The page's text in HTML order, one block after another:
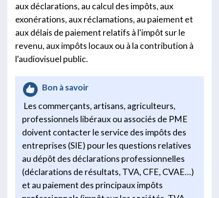
aux déclarations, au calcul des impôts, aux
exonérations, aux réclamations, au paiement et
aux délais de paiement relatifs à l'impôt sur le
revenu, aux impôts locaux ou à la contribution à
l'audiovisuel public.
Bon à savoir
Les commerçants, artisans, agriculteurs,
professionnels libéraux ou associés de PME
doivent contacter le service des impôts des
entreprises (SIE) pour les questions relatives
au dépôt des déclarations professionnelles
(déclarations de résultats, TVA, CFE, CVAE…)
et au paiement des principaux impôts